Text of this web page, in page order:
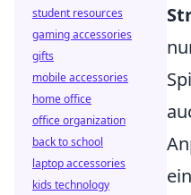
student resources
gaming accessories
gifts
mobile accessories
home office
office organization
back to school
laptop accessories
kids technology